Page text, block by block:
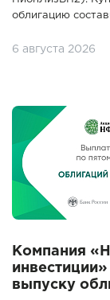
облигацию
6 августа 2026
Компания
выпуску